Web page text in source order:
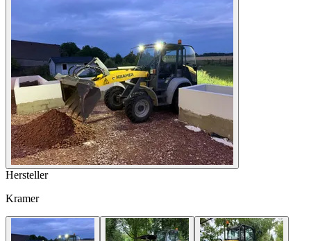
Hersteller
Kramer